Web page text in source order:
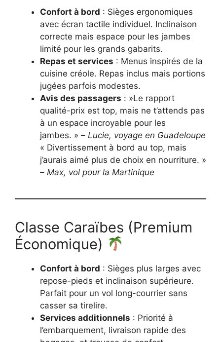
Confort à bord : Sièges ergonomiques
avec écran tactile individuel. Inclinaison
correcte mais espace pour les jambes
limité pour les grands gabarits.
Repas et services : Menus inspirés de la
cuisine créole. Repas inclus mais portions
jugées parfois modestes.
Avis des passagers : »Le rapport
qualité-prix est top, mais ne t’attends pas
à un espace incroyable pour les
jambes. » – Lucie, voyage en Guadeloupe
« Divertissement à bord au top, mais
j’aurais aimé plus de choix en nourriture. »
– Max, vol pour la Martinique
Classe Caraïbes (Premium
Économique)
Confort à bord : Sièges plus larges avec
repose-pieds et inclinaison supérieure.
Parfait pour un vol long-courrier sans
casser sa tirelire.
Services additionnels : Priorité à
l’embarquement, livraison rapide des